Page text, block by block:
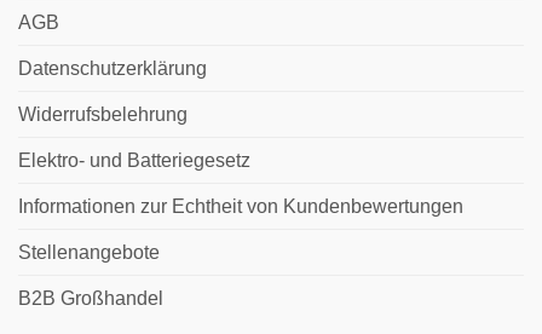
AGB
Datenschutzerklärung
Widerrufsbelehrung
Elektro- und Batteriegesetz
Informationen zur Echtheit von Kundenbewertungen
Stellenangebote
B2B Großhandel